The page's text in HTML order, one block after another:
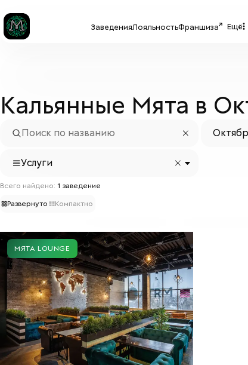
ЗаведенияЛояльностьФраншиза Ещё
Кальянные Мята в
Услуги
Всего найдено: 1 заведение
Развернуто
Компактно
МЯТА LOUNGE